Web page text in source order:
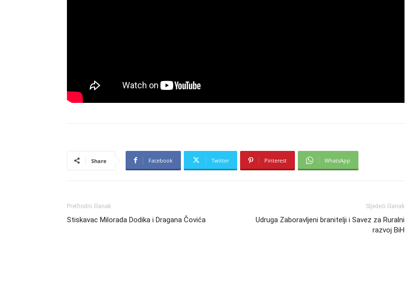
Share Facebook Twitter Pinterest WhatsApp
Prethodni članak
Stiskavac Milorada Dodika i Dragana Čovića
Sljedeći članak
Udruga Zaboravljeni branitelji i Savez za Ruralni
razvoj BiH